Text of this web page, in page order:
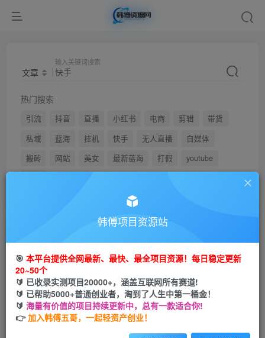
文章
输入关键词搜索
热门搜索
引流 抖音 直播 小红书 电商 剪辑
带货
私域
蓝海 挂机 快手 无人直播
自媒体
搬砖
网站 美女 最新蓝海 打假
youtube
搜索[快手]，共找到1873个文章
一部手机做短剧分发，不用真人出
镜、不用拍摄剧本，快手
赚千元
付费阅读 金币
5天前 191
韩傅项目资源站
🎯 本平台提供全网最新、最快、最全项目资源！每日稳定更新
20~50个
🔰 已收录实测项目20000+，涵盖互联网所有赛道!
🔰 已帮助5000+普通创业者，淘到了人生中第一桶金！
🔰 海量有价值的项目持续更新中，总有一款适合你!
👉加入韩傅五哥，一起轻资产创业！